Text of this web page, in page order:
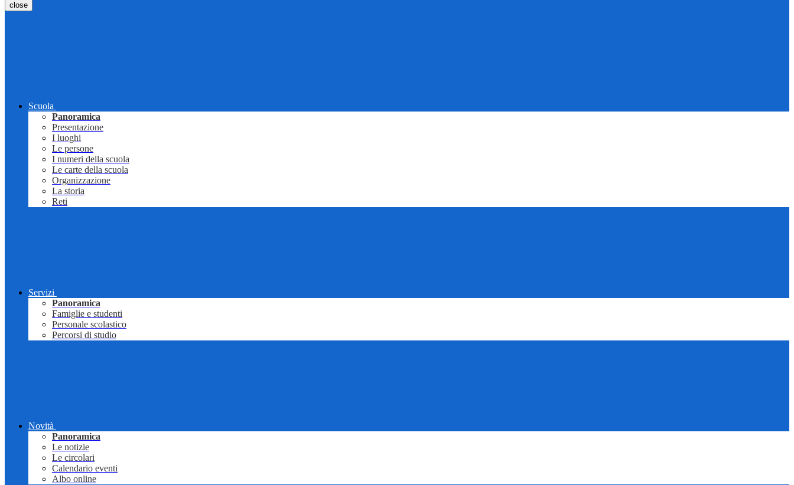
close
Scuola
Panoramica
Presentazione
I luoghi
Le persone
I numeri della scuola
Le carte della scuola
Organizzazione
La storia
Reti
Servizi
Panoramica
Famiglie e studenti
Personale scolastico
Percorsi di studio
Novità
Panoramica
Le notizie
Le circolari
Calendario eventi
Albo online